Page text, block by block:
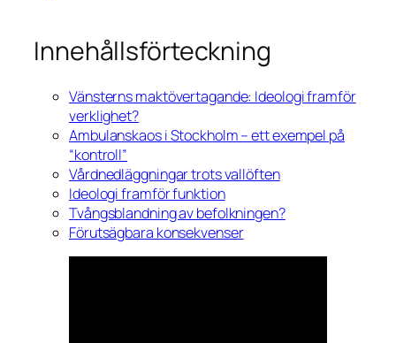
Innehållsförteckning
Vänsterns maktövertagande: Ideologi framför
verklighet?
Ambulanskaos i Stockholm – ett exempel på
“kontroll”
Vårdnedläggningar trots vallöften
Ideologi framför funktion
Tvångsblandning av befolkningen?
Förutsägbara konsekvenser